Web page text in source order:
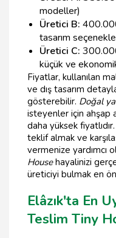
modeller)
Üretici B:
tasarım
Üretici C:
küçük ve
Fiyatlar, kullanılan
ve dış tasarım
gösterebilir. Doğal
isteyenler için ahşap
daha yüksek
teklif almak ve
vermenize yardımcı
Househayalinizi
üreticiyi bulmak en
Elâzık'ta En
Teslim Tiny